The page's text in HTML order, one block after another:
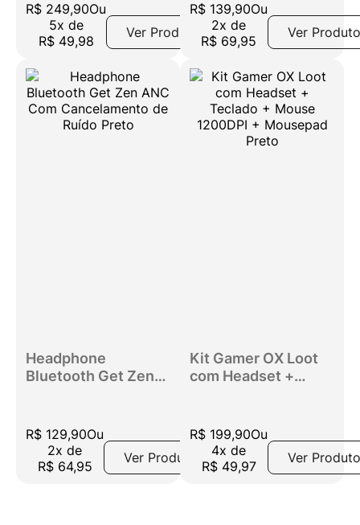
R$ 249,90Ou
5x de
R$ 49,98
Ver Produto
R$ 139,90Ou
2x de
R$ 69,95
Ver Produto
Headphone
Bluetooth Get Zen
Ruído Preto
R$ 129,90Ou
2x de
R$ 64,95
Ver Produto
Kit Gamer OX Loot
com Headset +
Mousepad Preto
R$ 199,90Ou
4x de
R$ 49,97
Ver Produto